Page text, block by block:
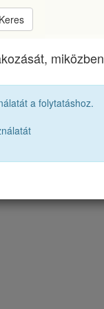
Keres
1963 11C
miközben
a folytatáshoz.